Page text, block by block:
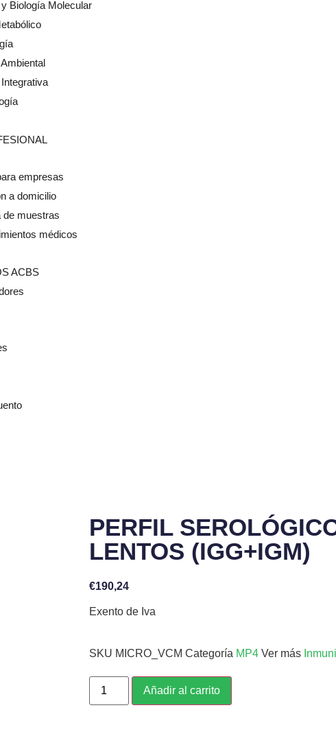
Biología Molecular
empresas
a domicilio
de muestras
médicos
ACBS
PERFIL
LENTOS (IGG+IGM)
€190,24
Exento de Iva
SKU MICRO_VCM Categoría MP4 Ver más
Añadir al carrito